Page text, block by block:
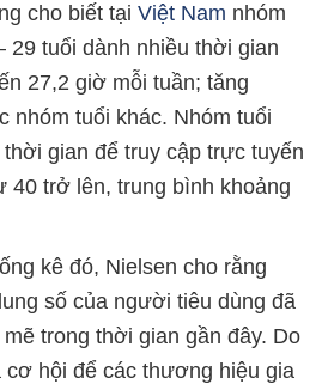
cho biết tại Việt Nam nhóm
29 tuổi dành nhiều thời gian
27,2 giờ mỗi tuần; tăng
nhóm tuổi khác. Nhóm tuổi
gian để truy cập trực tuyến
40 trở lên, trung bình khoảng
kê đó, Nielsen cho rằng
số của người tiêu dùng đã
trong thời gian gần đây. Do
hội để các thương hiệu gia